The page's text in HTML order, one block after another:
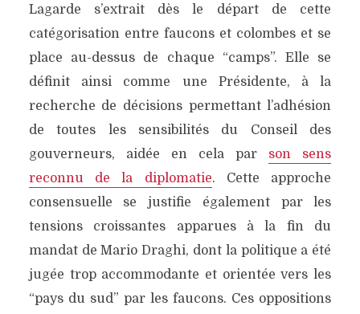
Lagarde s’extrait dès le départ de cette
catégorisation entre faucons et colombes et se
place au-dessus de chaque “camps”. Elle se
définit ainsi comme une Présidente, à la
recherche de décisions permettant l’adhésion
de toutes les sensibilités du Conseil des
gouverneurs, aidée en cela par son sens
reconnu de la diplomatie. Cette approche
consensuelle se justifie également par les
tensions croissantes apparues à la fin du
mandat de Mario Draghi, dont la politique a été
jugée trop accommodante et orientée vers les
“pays du sud” par les faucons. Ces oppositions